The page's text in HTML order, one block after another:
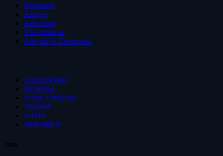
Ristoranti
Alloggi
Attrazioni
Vita notturna
Attività ed Escursioni
Autonoleggio
Shopping
Salute e bellezza
Trasporti
Servizi
Immobiliare
Info